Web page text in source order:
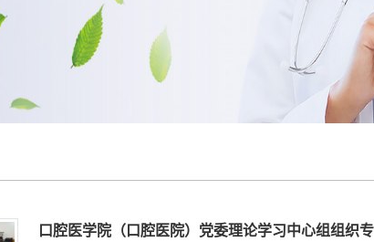
口腔医学院（口腔医院）党委理论学习中心组组织